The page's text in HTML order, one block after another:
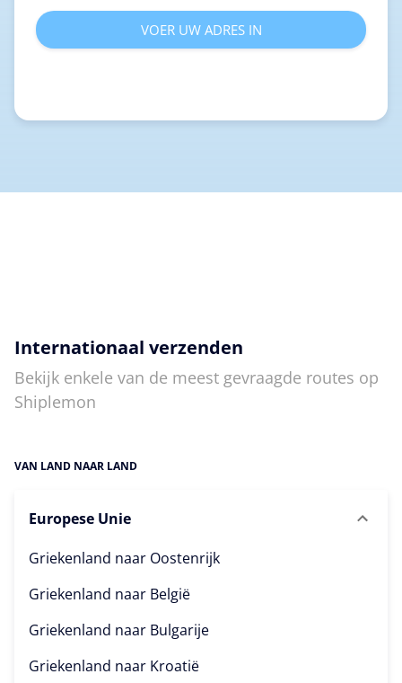
VOER UW ADRES IN
Internationaal verzenden
Bekijk enkele van de meest gevraagde routes op
Shiplemon
VAN LAND NAAR LAND
Europese Unie
Griekenland naar Oostenrijk
Griekenland naar België
Griekenland naar Bulgarije
Griekenland naar Kroatië